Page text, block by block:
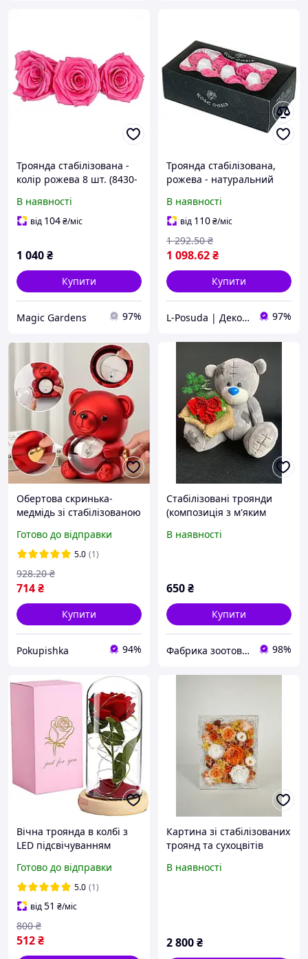
Троянда стабілізована -
колір рожева 8 шт. (8430-
В наявності
від 104₴/міс
1 040₴
Купити
Magic Gardens 97%
Троянда стабілізована,
рожева - натуральний
потребує догляду, краса
до 3 років
В наявності
від 110₴/міс
1 098.62₴
1 292.50 ₴
Купити
L-Posuda | Декор та посуда для вашего дома 97%
Обертова скринька-
медмідь зі стабілізованою
унікальний подарунок
для особливих моментів
Готово до відправки
5.0 (1)
714₴
928.20 ₴
Купити
Pokupishka 94%
Стабілізовані троянди
(композиція з м'яким
В наявності
650₴
Купити
Фабрика зоотоварів та м'яких іграшок "Lucky" 98%
Вічна троянда в колбі з
LED підсвічуванням
романтичний
світлодіодний нічник
стабілізована червона
троянда
Готово до відправки
5.0 (1)
від51 ₴/міс
512₴
800 ₴
Картина зі стабілізованих
троянд та сухоцвітів
22,5*28,5см, 37,5*47,5см
В наявності
2 800₴